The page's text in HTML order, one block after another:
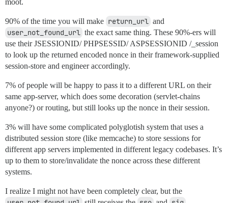
moot.
90% of the time you will make return_url and
user_not_found_url the exact same thing. These 90%-ers will
use their JSESSIONID/ PHPSESSID/ ASPSESSIONID /_session
to look up the returned encoded nonce in their framework-supplied
session-store and engineer accordingly.
7% of people will be happy to pass it to a different URL on their
same app-server, which does some decoration (servlet-chains
anyone?) or routing, but still looks up the nonce in their session.
3% will have some complicated polyglotish system that uses a
distributed session store (like memcache) to store sessions for
different app servers implemented in different legacy codebases. It’s
up to them to store/invalidate the nonce across these different
systems.
I realize I might not have been completely clear, but the